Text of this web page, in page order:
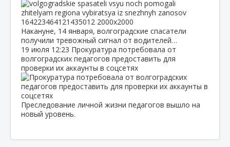
Накануне, 14 января, волгоградские спасатели
получили тревожный сигнал от водителей…
19 июля 12:23 Прокуратура потребовала от
волгоградских педагогов предоставить для
проверки их аккаунты в соцсетях
Преследование личной жизни педагогов вышло на
новый уровень.